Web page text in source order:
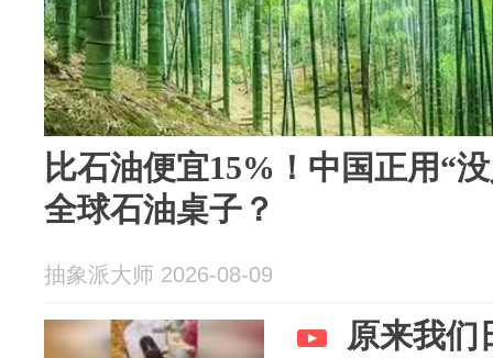
比石油便宜15%！中国正用“
全球石油桌子？
抽象派大师 2026-08-09
原来我们